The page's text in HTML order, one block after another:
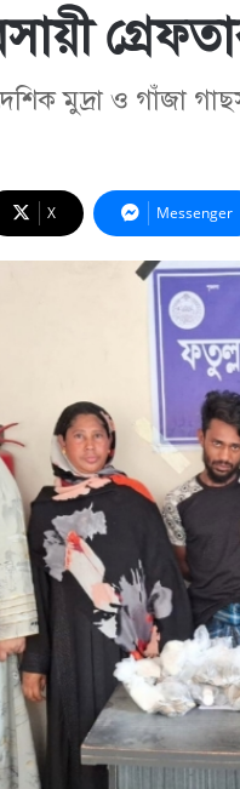
মুদ্রা ও গাঁজা
X Messenger